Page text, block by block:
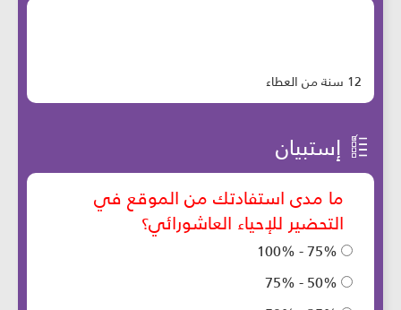
12 سنة من العطاء
إستبيان